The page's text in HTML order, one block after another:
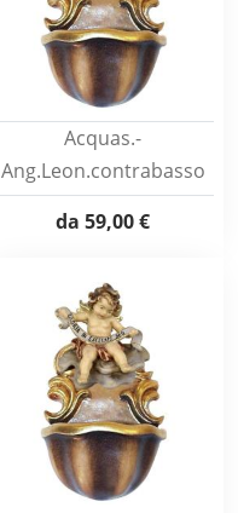
Acquas.-
Ang.Leon.contrabasso
da 59,00 €